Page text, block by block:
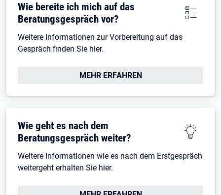
Wie bereite ich mich auf das
Beratungsgespräch vor?
Weitere Informationen zur Vorbereitung auf das
Gespräch finden Sie hier.
MEHR ERFAHREN
Wie geht es nach dem
Beratungsgespräch weiter?
Weitere Informationen wie es nach dem Erstgespräch
weitergeht erhalten Sie hier.